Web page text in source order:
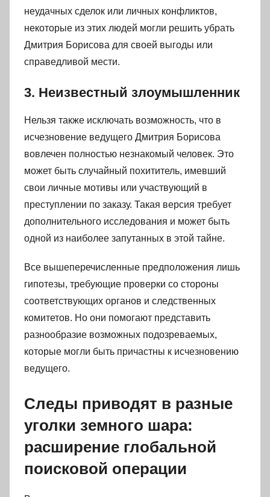
неудачных сделок или личных конфликтов,
некоторые из этих людей могли решить убрать
Дмитрия Борисова для своей выгоды или
справедливой мести.
3. Неизвестный злоумышленник
Нельзя также исключать возможность, что в
исчезновение ведущего Дмитрия Борисова
вовлечен полностью незнакомый человек. Это
может быть случайный похититель, имевший
свои личные мотивы или участвующий в
преступлении по заказу. Такая версия требует
дополнительного исследования и может быть
одной из наиболее запутанных в этой тайне.
Все вышеперечисленные предположения лишь
гипотезы, требующие проверки со стороны
соответствующих органов и следственных
комитетов. Но они помогают представить
разнообразие возможных подозреваемых,
которые могли быть причастны к исчезновению
ведущего.
Следы приводят в разные
уголки земного шара:
расширение глобальной
поисковой операции